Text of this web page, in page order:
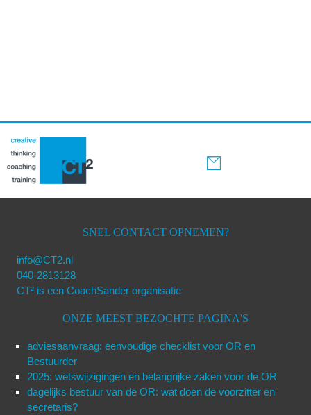
SNEL CONTACT OPNEMEN?
info@CT2.nl
040-2813128
CT² is een CoachSander organisatie
ONZE MEEST BEZOCHTE PAGINA'S
adviesaanvraag: eenvoudige checklist voor OR en
Bestuurder
2025: wetswijzigingen en belangrijke zaken voor de OR
dagelijks bestuur van de OR: wat doen de voorzitter en
secretaris?